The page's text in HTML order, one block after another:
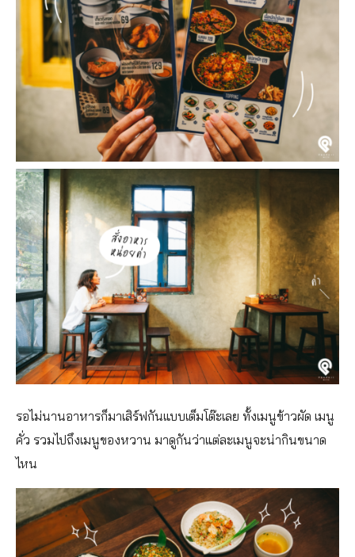
รอไม่นานอาหารก็มาเสิร์ฟกันแบบเต็มโต๊ะเลย ทั้งเมนูข้าวผัด เมนู
คั่ว รวมไปถึงเมนูของหวาน มาดูกันว่าแต่ละเมนูจะน่ากินขนาด
ไหน